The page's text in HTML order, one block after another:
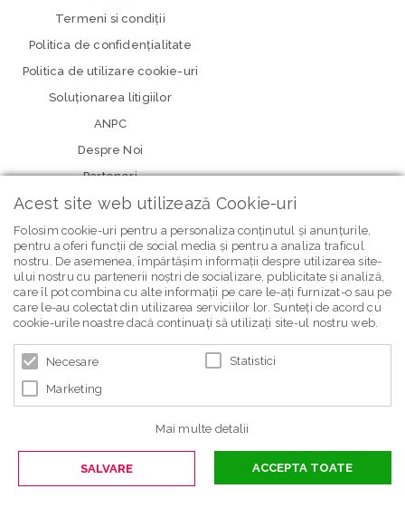
© 2026 BEBE BRANDS | POWERED BYBLUGENTO
Termeni si condiţii
Politica de confidenţialitate
Politica de utilizare cookie-uri
Soluționarea litigiilor
ANPC
Despre Noi
Parteneri
newsletter Bebe Brands
Acest site web utilizează Cookie-uri
Folosim cookie-uri pentru a personaliza conținutul și anunțurile,
pentru a oferi funcții de social media și pentru a analiza traficul
nostru. De asemenea, împărtășim informații despre utilizarea site-
ului nostru cu partenerii noștri de socializare, publicitate și analiză,
care îl pot combina cu alte informații pe care le-ați furnizat-o sau pe
care le-au colectat din utilizarea serviciilor lor. Sunteți de acord cu
cookie-urile noastre dacă continuați să utilizați site-ul nostru web.
Necesare Statistici
Marketing
Mai multe detalii
SALVARE ACCEPTA TOATE